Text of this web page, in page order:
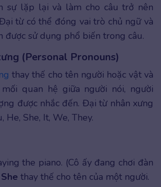
sự lặp lại và làm cho câu trở nên
từ có thể đóng vai trò chủ ngữ và
được sử dụng phổ biến trong câu.
(Personal Pronouns)
thay thế cho tên người hoặc vật và
quan hệ giữa người nói, người
được nhắc đến. Đại từ nhân xưng
He, She, It, We, They.
the piano. (Cô ấy đang chơi đàn
She thay thế cho tên của một người.